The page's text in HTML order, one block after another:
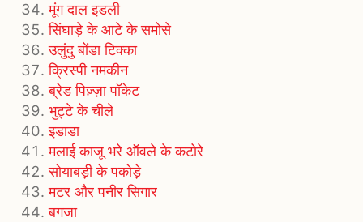
मूंग दाल इडली
सिंघाड़े के आटे के समोसे
उलुंदु बोंडा टिक्का
क्रिस्पी नमकीन
ब्रेड पिज़्ज़ा पॉकेट
भुट्टे के चीले
इडाडा
मलाई काजू भरे ऑवले के कटोरे
सोयाबड़ी के पकोड़े
मटर और पनीर सिगार
बगजा